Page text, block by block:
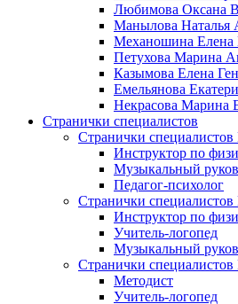
Любимова Оксана
Манылова Наталья
Механошина Елена
Петухова Марина
Казымова Елена
Емельянова
Некрасова Марина
Странички специалистов
Странички
Инструктор по
Музыкальный
Педагог-психолог
Странички
Инструктор по
Учитель-логопед
Музыкальный
Странички
Методист
Учитель-логопед